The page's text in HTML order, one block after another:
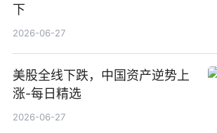
下
2026-06-27
美股全线下跌，中国资产逆势上
涨-每日精选
2026-06-27